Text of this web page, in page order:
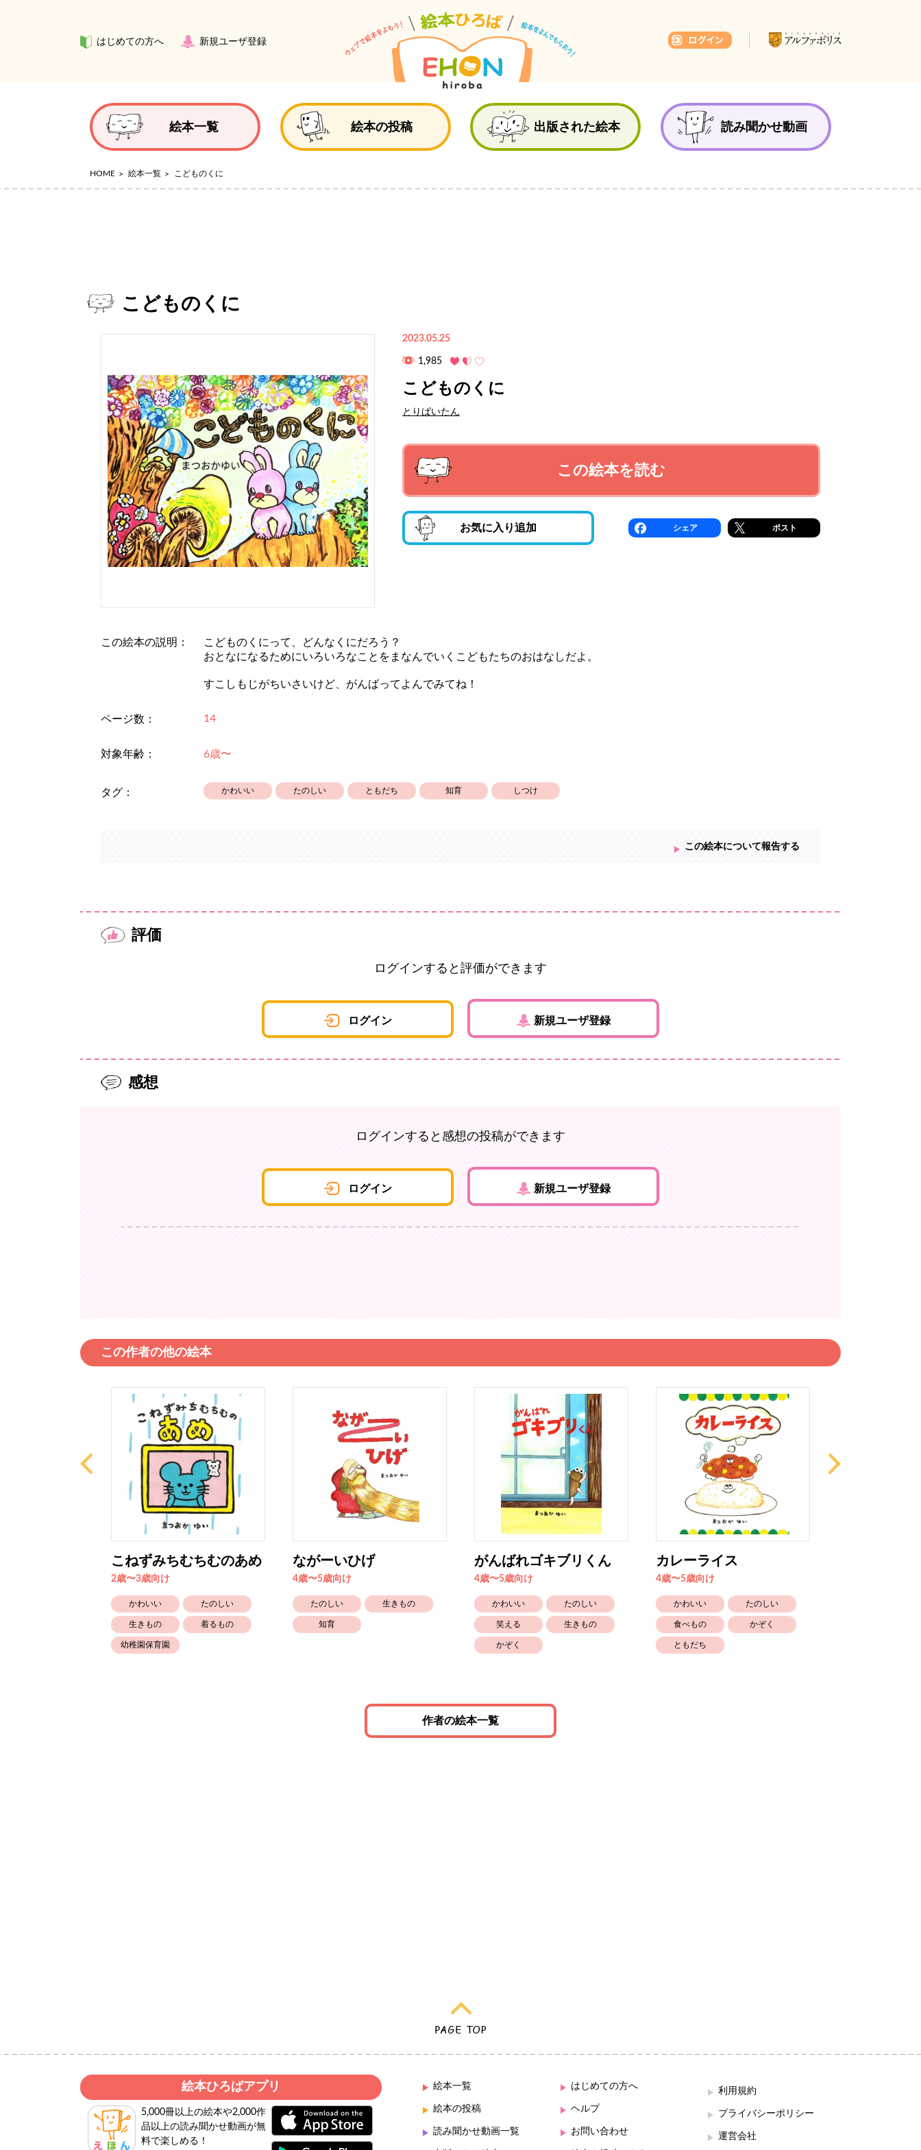
はじめての方へ 新規ユーザ登録
絵本一覧 絵本の投稿 出版された絵本 読み聞かせ動画
HOME 絵本一覧 こどものくに
こどものくに
2023.05.25
1,985
こどものくに
とりぱいたん
この絵本を読む
お気に入り追加 シェア ポスト
この絵本の説明：
こどものくにって、どんなくにだろう？
おとなになるためにいろいろなことをまなんでいくこどもたちのおはなしだよ。
すこしもじがちいさいけど、がんばってよんでみてね！
ページ数： 14
対象年齢： 6歳〜
タグ： かわいい たのしい ともだち 知育 しつけ
この絵本について報告する
評価
ログインすると評価ができます
ログイン 新規ユーザ登録
感想
ログインすると感想の投稿ができます
ログイン 新規ユーザ登録
この作者の他の絵本
こねずみちむちむのあめ
2歳〜3歳向け
かわいい たのしい
生きもの 着るもの
幼稚園保育園
ながーいひげ
4歳〜5歳向け
たのしい 生きもの
知育
がんばれゴキブリくん
4歳〜5歳向け
かわいい たのしい
笑える 生きもの
かぞく
カレーライス
4歳〜5歳向け
かわいい たのしい
食べもの かぞく
ともだち
作者の絵本一覧
絵本ひろばアプリ
5,000冊以上の絵本や2,000作
品以上の読み聞かせ動画が無
料で楽しめる！
絵本一覧
絵本の投稿
読み聞かせ動画一覧
はじめての方へ
ヘルプ
お問い合わせ
利用規約
プライバシーポリシー
運営会社